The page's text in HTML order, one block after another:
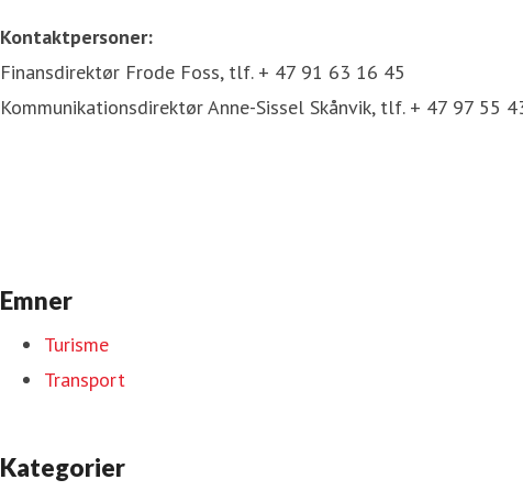
Kontaktpersoner:
Finansdirektør Frode Foss, tlf. + 47 91 63 16 45
Kommunikationsdirektør Anne-Sissel Skånvik, tlf. + 47 97 55
Emner
Turisme
Transport
Kategorier